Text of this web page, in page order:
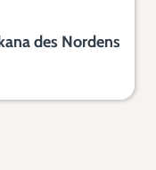
des Nordens